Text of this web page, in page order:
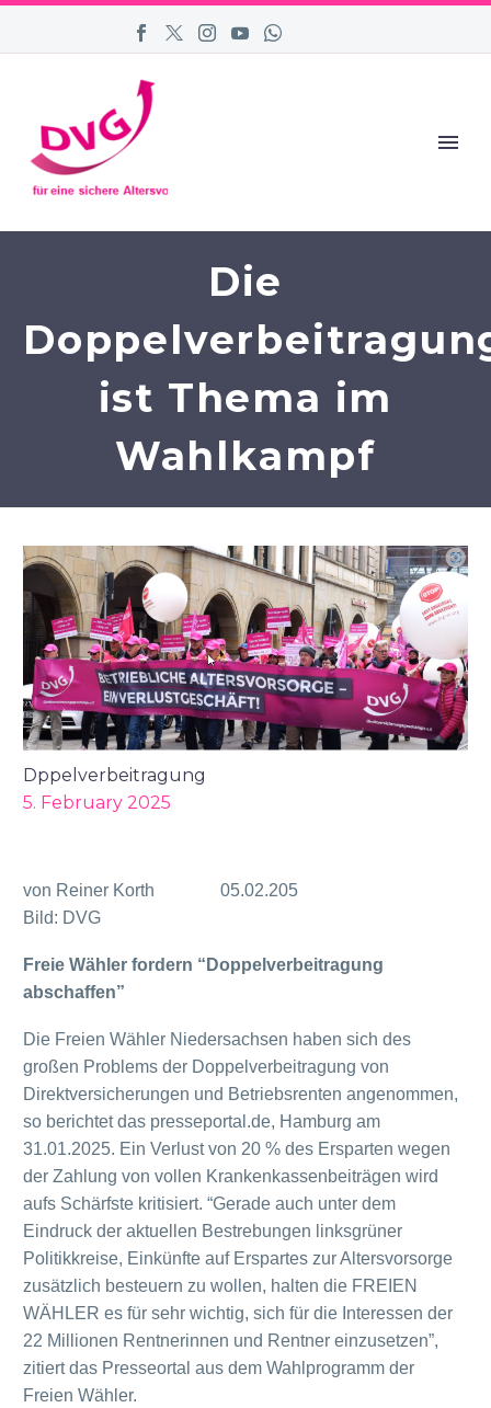
Die
ist Thema im
Wahlkampf
Dppelverbeitragung
5. February 2025
von Reiner Korth 05.02.205
Bild: DVG
Freie Wähler fordern “Doppelverbeitragung
abschaffen”
Die Freien Wähler Niedersachsen haben sich des
großen Problems der Doppelverbeitragung von
Direktversicherungen und Betriebsrenten angenommen,
so berichtet das presseportal.de, Hamburg am
31.01.2025. Ein Verlust von 20 % des Ersparten wegen
der Zahlung von vollen Krankenkassenbeiträgen wird
aufs Schärfste kritisiert. “Gerade auch unter dem
Eindruck der aktuellen Bestrebungen linksgrüner
Politikkreise, Einkünfte auf Erspartes zur Altersvorsorge
zusätzlich besteuern zu wollen, halten die FREIEN
WÄHLER es für sehr wichtig, sich für die Interessen der
22 Millionen Rentnerinnen und Rentner einzusetzen”,
zitiert das Presseortal aus dem Wahlprogramm der
Freien Wähler.